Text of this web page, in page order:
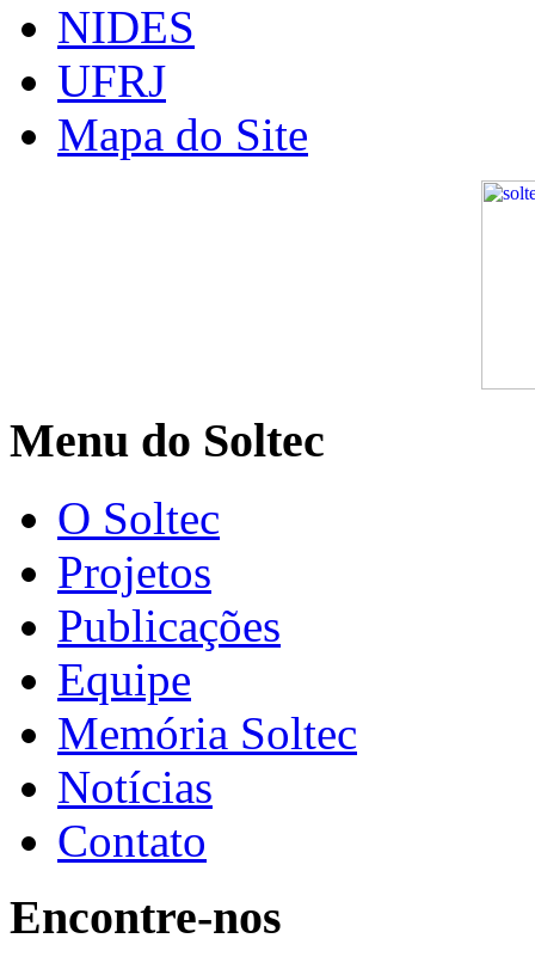
NIDES
UFRJ
Mapa do Site
Menu do Soltec
O Soltec
Projetos
Publicações
Equipe
Memória Soltec
Notícias
Contato
Encontre-nos